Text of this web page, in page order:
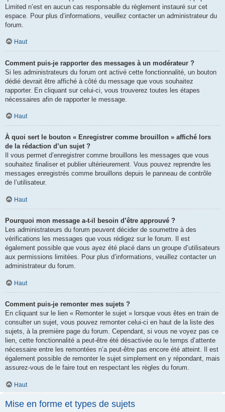
Limited n’est en aucun cas responsable du règlement instauré sur cet
espace. Pour plus d’informations, veuillez contacter un administrateur du
forum.
Haut
Comment puis-je rapporter des messages à un modérateur ?
Si les administrateurs du forum ont activé cette fonctionnalité, un bouton
dédié devrait être affiché à côté du message que vous souhaitez
rapporter. En cliquant sur celui-ci, vous trouverez toutes les étapes
nécessaires afin de rapporter le message.
Haut
À quoi sert le bouton « Enregistrer comme brouillon » affiché lors
de la rédaction d’un sujet ?
Il vous permet d’enregistrer comme brouillons les messages que vous
souhaitez finaliser et publier ultérieurement. Vous pouvez reprendre les
messages enregistrés comme brouillons depuis le panneau de contrôle
de l’utilisateur.
Haut
Pourquoi mon message a-t-il besoin d’être approuvé ?
Les administrateurs du forum peuvent décider de soumettre à des
vérifications les messages que vous rédigez sur le forum. Il est
également possible que vous ayez été placé dans un groupe d’utilisateurs
aux permissions limitées. Pour plus d’informations, veuillez contacter un
administrateur du forum.
Haut
Comment puis-je remonter mes sujets ?
En cliquant sur le lien « Remonter le sujet » lorsque vous êtes en train de
consulter un sujet, vous pouvez remonter celui-ci en haut de la liste des
sujets, à la première page du forum. Cependant, si vous ne voyez pas ce
lien, cette fonctionnalité a peut-être été désactivée ou le temps d’attente
nécessaire entre les remontées n’a peut-être pas encore été atteint. Il est
également possible de remonter le sujet simplement en y répondant, mais
assurez-vous de le faire tout en respectant les règles du forum.
Haut
Mise en forme et types de sujets